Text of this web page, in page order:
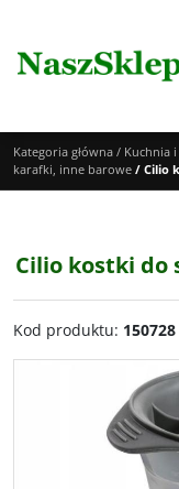
Kategoria główna / Kuchnia
karafki, inne barowe / Cilio
Cilio kostki do
Kod produktu: 150728